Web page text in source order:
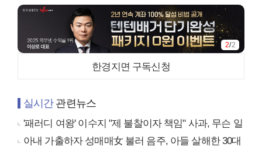
2/2
한경지면 구독신청
실시간관련뉴스
'패러디 여왕' 이수지 "제 불찰이자 책임" 사과, 무슨 일
아내 가출하자 성매매女 불러 음주, 아들 살해한 30대